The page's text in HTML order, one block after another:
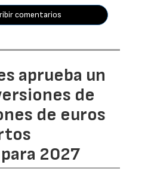
comentarios
aprueba un
de
de euros
2027